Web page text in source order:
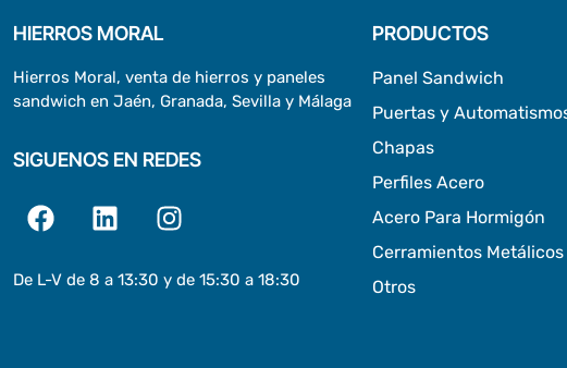
HIERROS MORAL
Hierros Moral, venta de hierros y paneles
sandwich en Jaén, Granada, Sevilla y Málaga
SIGUENOS EN REDES
De L-V de 8 a 13:30 y de 15:30 a 18:30
PRODUCTOS
Panel Sandwich
Puertas y
Chapas
Perfiles Acero
Acero Para Hormigón
Cerramientos Metálicos
Otros